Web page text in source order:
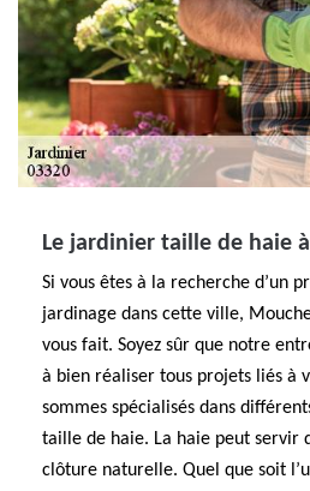
Le jardinier taille de haie
Si vous êtes à la recherche d’un
jardinage dans cette ville,
vous fait. Soyez sûr que notre
à bien réaliser tous projets liés à
sommes spécialisés dans
taille de haie. La haie peut servir
clôture naturelle. Quel que soit